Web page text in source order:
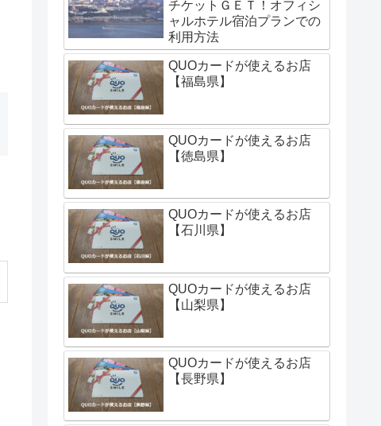
チケットＧＥＴ！オフィシ
ャルホテル宿泊プランでの
利用方法
QUOカードが使えるお店
【福島県】
QUOカードが使えるお店
【徳島県】
QUOカードが使えるお店
【石川県】
QUOカードが使えるお店
【山梨県】
QUOカードが使えるお店
【長野県】